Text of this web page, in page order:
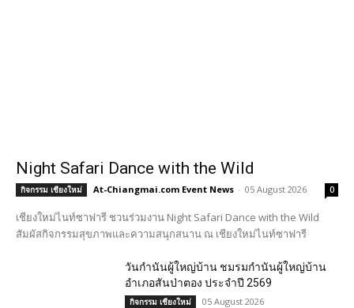
Night Safari Dance with the Wild
กิจกรรม เชียงใหม่ At-Chiangmai.com Event News - 05 August 2026 0
เชียงใหม่ไนท์ซาฟารี ชวนร่วมงาน Night Safari Dance with the Wild
สัมผัสกิจกรรมสุขภาพและความสนุกสนาน ณ เชียงใหม่ไนท์ซาฟารี
วันกำนันผู้ใหญ่บ้าน ชมรมกำนันผู้ใหญ่บ้าน
อำเภอสันป่าตอง ประจำปี 2569
กิจกรรม เชียงใหม่ 05 August 2026